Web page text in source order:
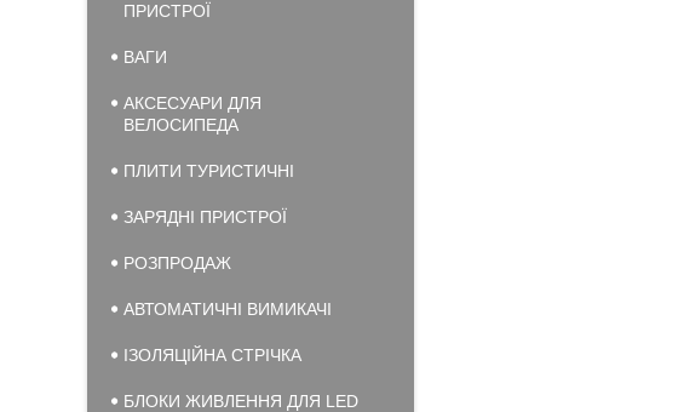
ПРИСТРОЇ
ВАГИ
АКСЕСУАРИ ДЛЯ
ВЕЛОСИПЕДА
ПЛИТИ ТУРИСТИЧНІ
ЗАРЯДНІ ПРИСТРОЇ
РОЗПРОДАЖ
АВТОМАТИЧНІ ВИМИКАЧІ
ІЗОЛЯЦІЙНА СТРІЧКА
БЛОКИ ЖИВЛЕННЯ ДЛЯ LED